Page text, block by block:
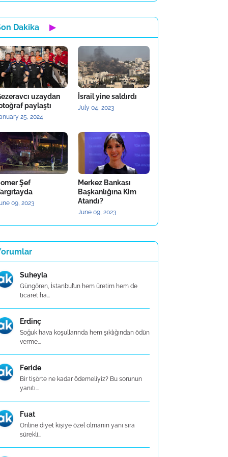
Dakika ▶
uzaydan
paylaştı
25, 2024
İsrail yine saldırdı
July 04, 2023
Şef
09, 2023
Merkez Bankası
Başkanlığına Kim
Atandı?
June 09, 2023
Suheyla
Güngören, İstanbul’un hem üretim hem de
ticaret ha...
Erdinç
Soğuk hava koşullarında hem şıklığından ödün
verme...
Feride
Bir tişörte ne kadar ödemeliyiz? Bu sorunun
yanıtı...
Fuat
Online diyet kişiye özel olmanın yanı sıra
sürekli...